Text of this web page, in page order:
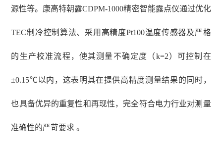
源性等。康高特朝露CDPM-1000精密智能露点仪通过优化
TEC制冷控制算法、采用高精度Pt100温度传感器及严格
的生产校准流程，使其测量不确定度（k=2）可控制在
±0.15℃以内，这表明其在提供高精度测量结果的同时，
也具备优异的重复性和再现性，完全符合电力行业对测量
准确性的严苛要求 。